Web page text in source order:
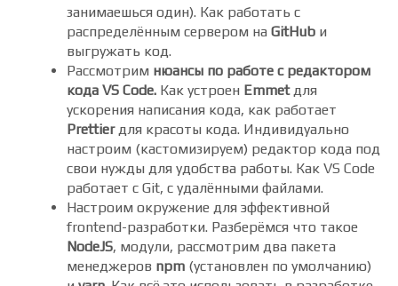
разработка кода), для чего нужнасистема
контроля версий Git(даже если разработкой
занимаешься один). Как работать с
распределённым сервером наGitHubи
выгружать код.
Рассмотримнюансы по работе с редактором
кода VS Code.Как устроен Emmetдля
ускорения написания кода, как работает
Prettierдля красоты кода. Индивидуально
настроим (кастомизируем) редактор кода под
свои нужды для удобства работы. Как VS Code
работает с Git, с удалёнными файлами.
Настроим окружение для эффективной
frontend-разработки. Разберёмся что такое